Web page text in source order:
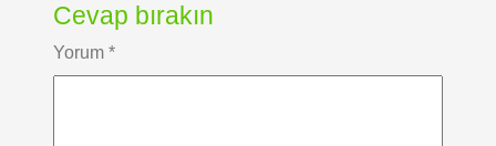
Cevap bırakın
Yorum *